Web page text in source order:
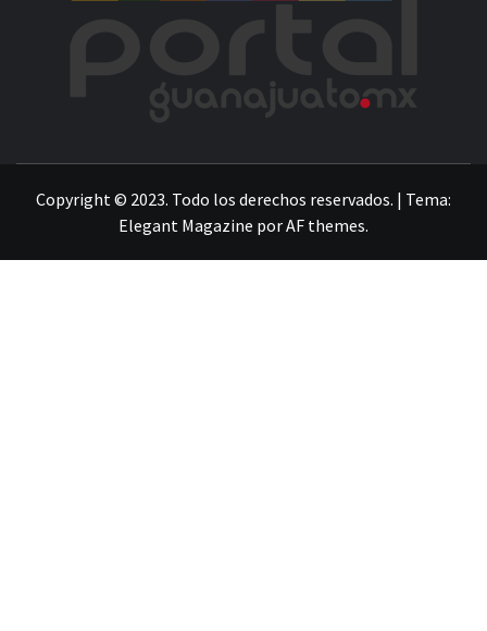
Copyright © 2023. Todo los derechos reservados. | Tema:
Elegant Magazine porAF themes.